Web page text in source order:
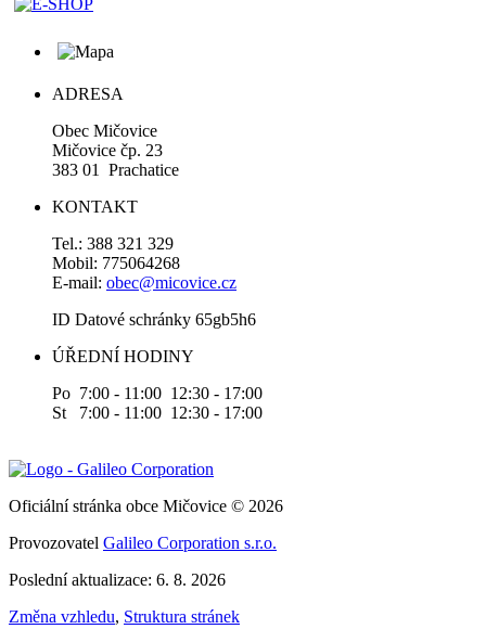
ADRESA
Obec Mičovice
Mičovice čp. 23
383 01 Prachatice
KONTAKT
Tel.: 388 321 329
Mobil: 775064268
E-mail: obec@micovice.cz
ID Datové schránky 65gb5h6
ÚŘEDNÍ HODINY
Po 7:00 - 11:00 12:30 - 17:00
St 7:00 - 11:00 12:30 - 17:00
Oficiální stránka obce Mičovice © 2026
Provozovatel Galileo Corporation s.r.o.
Poslední aktualizace: 6. 8. 2026
Změna vzhledu, Struktura stránek